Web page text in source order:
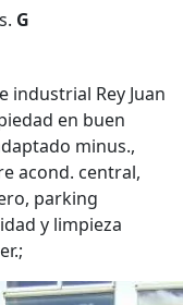
G
industrial Rey Juan
en buen
minus.,
acond. central,
parking
y limpieza